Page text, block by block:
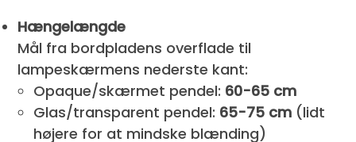
Hængelængde
Mål fra bordpladens overflade til
lampeskærmens nederste kant:
Opaque/skærmet pendel: 60-65 cm
Glas/transparent pendel: 65-75 cm (lidt
højere for at mindske blænding)